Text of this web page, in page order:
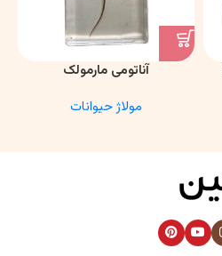
آناتومی مارمولک
مولاژ حیوانات